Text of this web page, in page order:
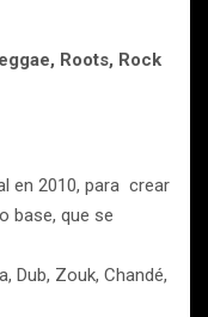
Roots, Rock
en 2010, para crear
base, que se
Dub, Zouk, Chandé,